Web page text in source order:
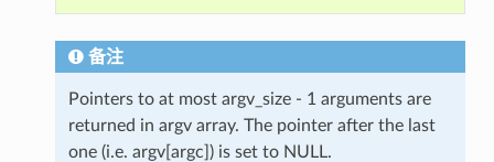
备注
Pointers to at most argv_size - 1 arguments are
returned in argv array. The pointer after the last
one (i.e. argv[argc]) is set to NULL.